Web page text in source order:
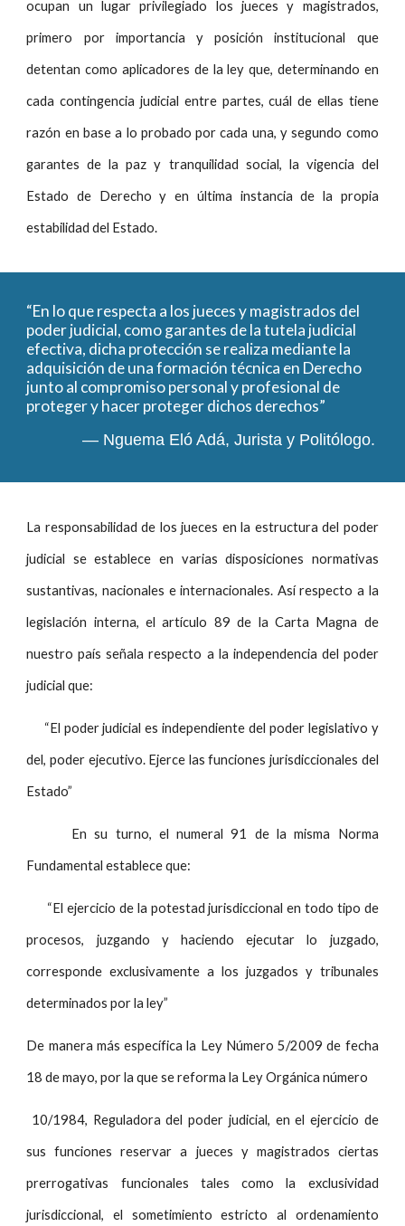
ocupan un lugar privilegiado los jueces y magistrados,
primero por importancia y posición institucional que
detentan como aplicadores de la ley que, determinando en
cada contingencia judicial entre partes, cuál de ellas tiene
razón en base a lo probado por cada una, y segundo como
garantes de la paz y tranquilidad social, la vigencia del
Estado de Derecho y en última instancia de la propia
estabilidad del Estado.
“En lo que respecta a los jueces y magistrados del
poder judicial, como garantes de la tutela judicial
efectiva, dicha protección se realiza mediante la
adquisición de una formación técnica en Derecho
junto al compromiso personal y profesional de
proteger y hacer proteger dichos derechos”
— Nguema Eló Adá, Jurista y Politólogo.
La responsabilidad de los jueces en la estructura del poder
judicial se establece en varias disposiciones normativas
sustantivas, nacionales e internacionales. Así respecto a la
legislación interna, el artículo 89 de la Carta Magna de
nuestro país señala respecto a la independencia del poder
judicial que:
“El poder judicial es independiente del poder legislativo y
del, poder ejecutivo. Ejerce las funciones jurisdiccionales del
Estado”
En su turno, el numeral 91 de la misma Norma
Fundamental establece que:
“El ejercicio de la potestad jurisdiccional en todo tipo de
procesos, juzgando y haciendo ejecutar lo juzgado,
corresponde exclusivamente a los juzgados y tribunales
determinados por la ley”
De manera más específica la Ley Número 5/2009 de fecha
18 de mayo, por la que se reforma la Ley Orgánica número
10/1984, Reguladora del poder judicial, en el ejercicio de
sus funciones reservar a jueces y magistrados ciertas
prerrogativas funcionales tales como la exclusividad
jurisdiccional, el sometimiento estricto al ordenamiento